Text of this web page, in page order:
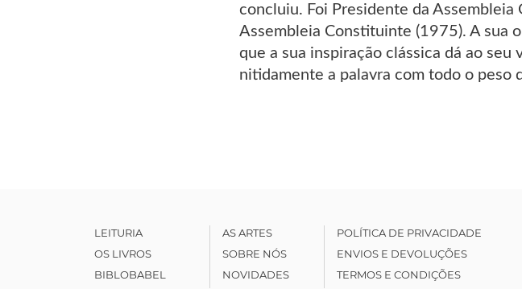
concluiu. Foi Presidente da Assembleia
Assembleia Constituinte (1975). A sua
que a sua inspiração clássica dá ao
nitidamente a palavra com todo o peso
LEITURIA
OS LIVROS
BIBLOBABEL
AS ARTES
SOBRE NÓS
NOVIDADES
POLÍTICA DE PRIVACIDADE
ENVIOS E DEVOLUÇÕES
TERMOS E CONDIÇÕES